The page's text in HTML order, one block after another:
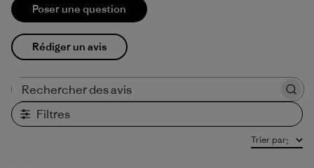
Poser une question
Rédiger un avis
Filtres
Trier par: